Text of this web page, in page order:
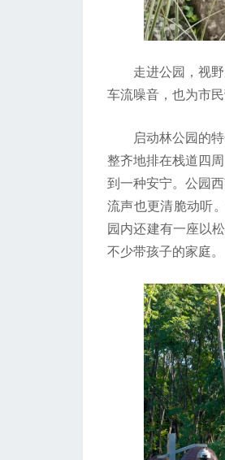
走进公园，视野
车流噪音，也为市
启动林公园的特
整齐地排在栈道四
到一种安宁。公园
流声也更清脆动听
园内还建有一座以
不少带孩子的家庭。